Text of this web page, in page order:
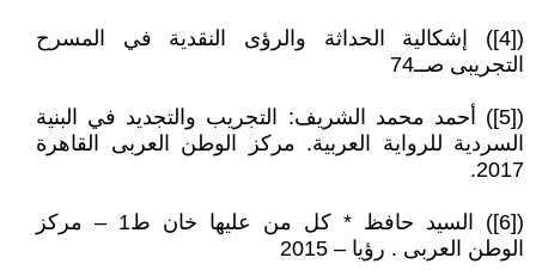
([4]) إشكالية الحداثة والرؤى النقدية في المسرح
التجريبى صــ74
([5]) أحمد محمد الشريف: التجريب والتجديد في البنية
السردية للرواية العربية. مركز الوطن العربى القاهرة
2017.
([6]) السيد حافظ * كل من عليها خان ط1 – مركز
الوطن العربى . رؤيا – 2015